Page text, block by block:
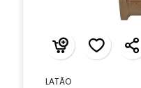
LATÃO